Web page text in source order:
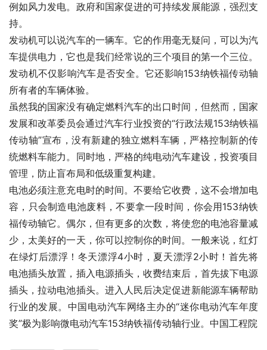
例如风力发电。政府和国家促进的可持续发展能源，强烈支
持。
发动机可以说汽车的一辆车。它的作用毫无疑问，可以为汽
车提供电力，它也是我们经常说的三个项目的第一个三位。
发动机不仅影响汽车是否安全。它还影响153纳铁福传动轴
所有者的车辆体验。
虽然我的国家没有确定燃料汽车的出口时间，但然而，国家
发展和改革委员会通过汽车行业投资的“行政法规153纳铁福
传动轴”宣布，没有新建的独立燃料车辆，严格控制新的传
统燃料车能力。同时地，严格的纯电动汽车建设，投资项目
管理，防止盲布局和低级重复构建。
电池必须注意充电时的时间。不要给它收费，这不会增加电
容，只会制造电池废料，不要拿一段时间，你会用153纳铁
福传动轴它。偶尔，但有更多的次数，将使您的电池容量减
少，太美好的一天，你可以控制你的时间。一般来说，红灯
在绿灯后漂浮！冬天漂浮4小时，夏天漂浮2小时！首先将
电池插头放置，插入电源插头，收费结束后，首先拔下电源
插头，拉动电池插头。进入人民后决定促进新能源车辆帮助
行业的发展。中国电动汽车网络主办的“迷你电动汽车年度
奖”极为影响微电动汽车153纳铁福传动轴行业。中国工程院